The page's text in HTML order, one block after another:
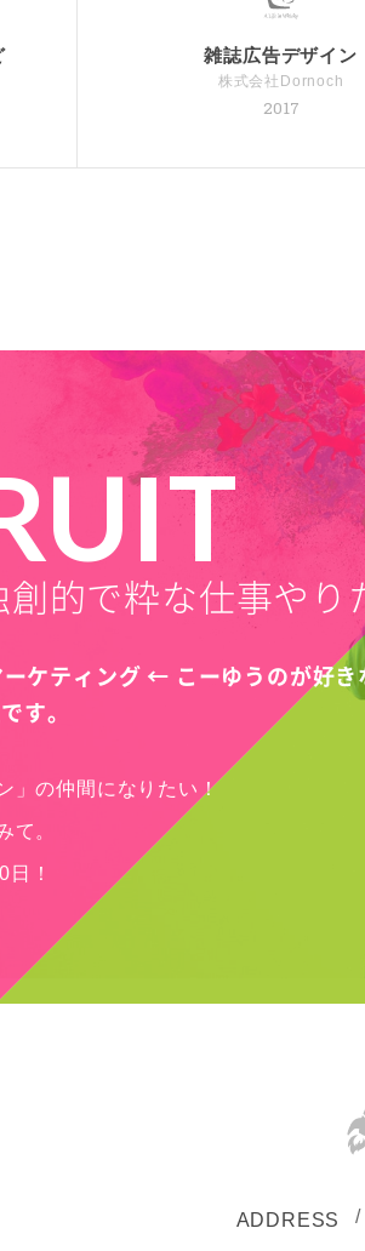
雑誌広告デザイン
株式会社Dornoch
2017
的で粋な仕事やり
ケティング ← こーゆうのが好き
す。
」の仲間になりたい！
て。
！
ADDRESS